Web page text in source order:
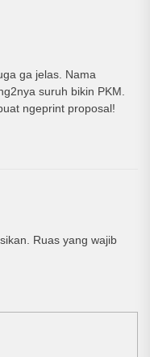
ga jelas. Nama
suruh bikin PKM.
ngeprint proposal!
Ruas yang wajib